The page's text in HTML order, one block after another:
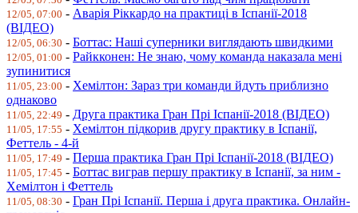
12/05, 07:00 - Аварія Ріккардо на практиці в Іспанії-2018
(ВІДЕО)
12/05, 06:30 - Боттас: Наші суперники виглядають швидкими
12/05, 01:00 - Райкконен: Не знаю, чому команда наказала мені
зупинитися
11/05, 23:00 - Хемілтон: Зараз три команди йдуть приблизно
однаково
11/05, 22:49 - Друга практика Гран Прі Іспанії-2018 (ВІДЕО)
11/05, 17:55 - Хемілтон підкорив другу практику в Іспанії,
Феттель - 4-й
11/05, 17:49 - Перша практика Гран Прі Іспанії-2018 (ВІДЕО)
11/05, 17:45 - Боттас виграв першу практику в Іспанії, за ним -
Хемілтон і Феттель
11/05, 08:30 - Гран Прі Іспанії. Перша і друга практика. Онлайн-